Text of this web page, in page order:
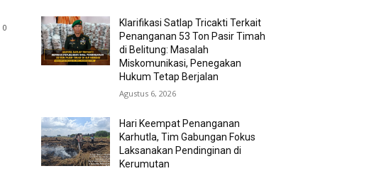
0
Klarifikasi Satlap Tricakti Terkait
Penanganan 53 Ton Pasir Timah
di Belitung: Masalah
Miskomunikasi, Penegakan
Hukum Tetap Berjalan
Agustus 6, 2026
Hari Keempat Penanganan
Karhutla, Tim Gabungan Fokus
Laksanakan Pendinginan di
Kerumutan